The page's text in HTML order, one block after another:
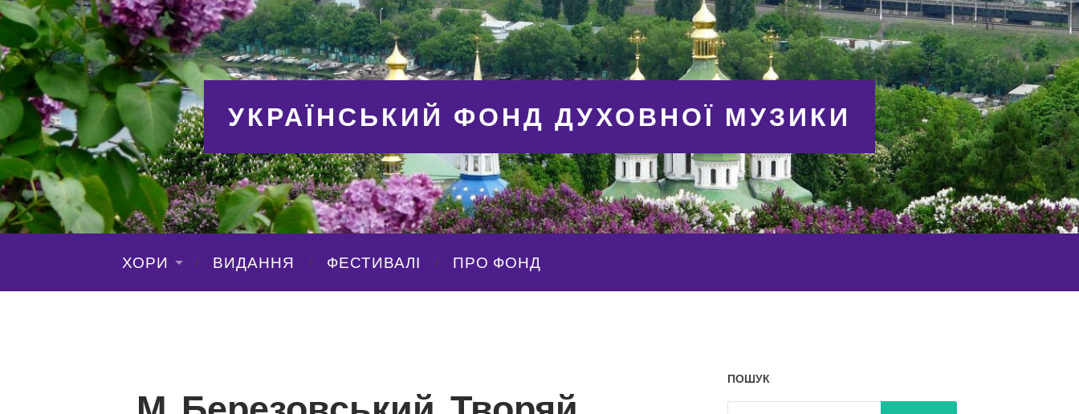
УКРАЇНСЬКИЙ ФОНД ДУХОВНОЇ МУЗИКИ
ХОРИ ВИДАННЯ ФЕСТИВАЛІ ПРО ФОНД
ПОШУК